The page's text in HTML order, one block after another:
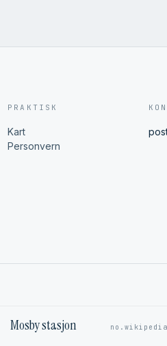
PRAKTISK
Kart
Personvern
Mosby stasjon